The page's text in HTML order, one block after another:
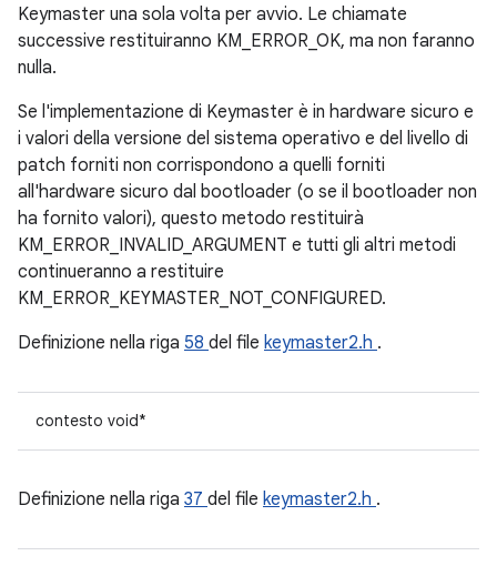
Keymaster una sola volta per avvio. Le chiamate
successive restituiranno KM_ERROR_OK, ma non faranno
nulla.
Se l'implementazione di Keymaster è in hardware sicuro e
i valori della versione del sistema operativo e del livello di
patch forniti non corrispondono a quelli forniti
all'hardware sicuro dal bootloader (o se il bootloader non
ha fornito valori), questo metodo restituirà
KM_ERROR_INVALID_ARGUMENT e tutti gli altri metodi
continueranno a restituire
KM_ERROR_KEYMASTER_NOT_CONFIGURED.
Definizione nella riga 58 del file keymaster2.h .
contesto void*
Definizione nella riga 37 del file keymaster2.h .